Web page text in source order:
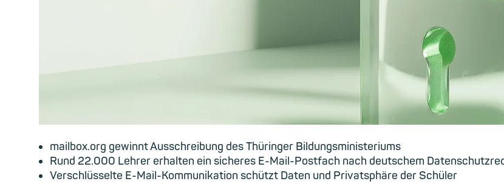
mailbox.org gewinnt Ausschreibung des Thüringer Bildungsministeriums
Rund 22.000 Lehrer erhalten ein sicheres E-Mail-Postfach nach deutschem
Verschlüsselte E-Mail-Kommunikation schützt Daten und Privatsphäre der Schüler